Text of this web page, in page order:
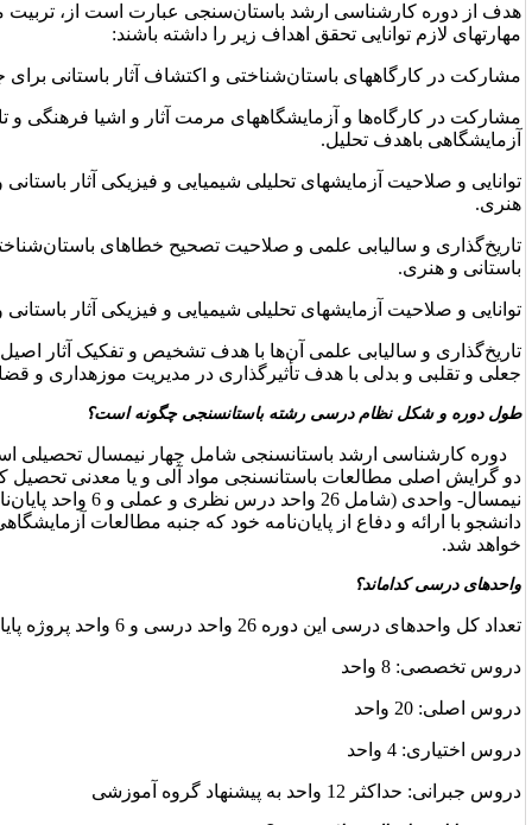
عبارت است از، تربیت مهندسانی که با کسب دانش و
زیر را داشته باشند:
و اکتشاف آثار باستانی برای جمع‌آوری نمونه­های آزمایشگاهی.
مرمت آثار و اشیا فرهنگی و تاریخی برای جمع‌آوری نمونه­های
شیمیایی و فیزیکی آثار باستانی و اموال تاریخی و فرهنگی و
تصحیح خطاهای باستان‌شناختی در تعیین قدمت آثار و مواد
شیمیایی و فیزیکی آثار باستانی و اموال تاریخی و فرهنگی و هنری
با هدف تشخیص و تفکیک آثار اصیل باستانی و هنری از نمونه­های
در مدیریت موزه­داری و قضاوت محاکم دادگستری.
چگونه است؟
شامل چهار نیمسال تحصیلی است که دانشجو می‌تواند در یکی از
مواد آلی و یا معدنی تحصیل کند. شکل این نظام به صورت
نیمسال- واحدی (شامل 26 واحد درس نظری و عملی و 6 واحد پایان‌نامه) ارائه می­شود که در پایان
خود که جنبه مطالعات آزمایشگاهی و یا میدانی دارد، فارغ‌التحصیل